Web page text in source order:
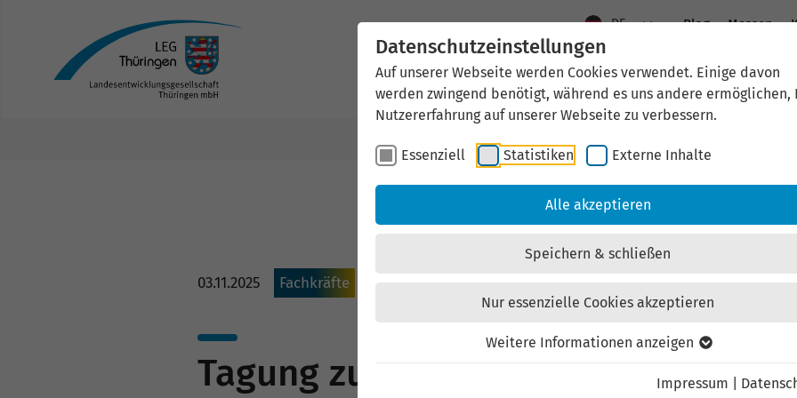
Datenschutzeinstellungen
Auf unserer Webseite werden Cookies verwendet. Einige davon
werden zwingend benötigt, während es uns andere ermöglichen,
Nutzererfahrung auf unserer Webseite zu verbessern.
Essenziell Statistiken Externe Inhalte
Alle akzeptieren
Speichern & schließen
Nur essenzielle Cookies akzeptieren
Weitere Informationen anzeigen
Impressum
DE Blog Messen
Aktuelles Standort Thüringen
News
03.11.2025 Fachkräfte
Tagung zum Thema